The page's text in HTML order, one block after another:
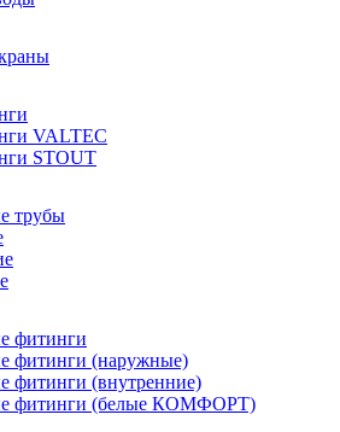
VALTEC
STOUT
трубы
фитинги
фитинги (наружные)
фитинги (внутренние)
фитинги (белые КОМФОРТ)